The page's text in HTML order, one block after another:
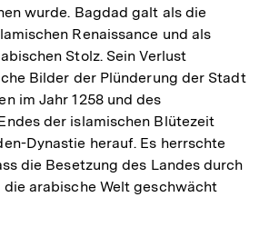
wurde. Bagdad galt als die
Renaissance und als
Stolz. Sein Verlust
Bilder der Plünderung der Stadt
im Jahr 1258 und des
der islamischen Blütezeit
Dynastie herauf. Es herrschte
die Besetzung des Landes durch
arabische Welt geschwächt